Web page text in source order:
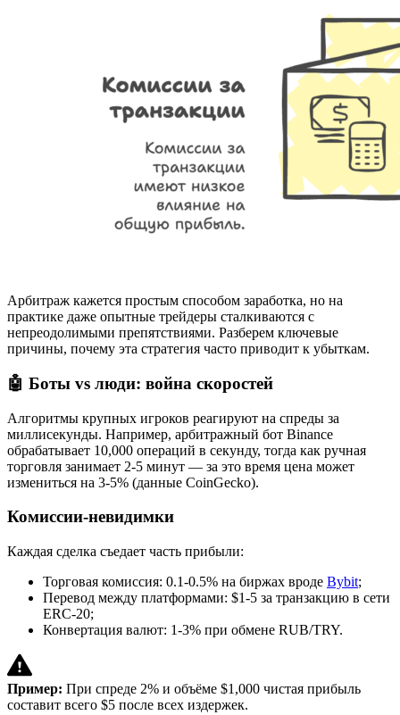
Арбитраж кажется простым способом заработка, но на
практике даже опытные трейдеры сталкиваются с
непреодолимыми препятствиями. Разберем ключевые
причины, почему эта стратегия часто приводит к убыткам.
🤖 Боты vs люди: война скоростей
Алгоритмы крупных игроков реагируют на спреды за
миллисекунды. Например, арбитражный бот Binance
обрабатывает 10,000 операций в секунду, тогда как ручная
торговля занимает 2-5 минут — за это время цена может
измениться на 3-5% (данные CoinGecko).
Комиссии-невидимки
Каждая сделка съедает часть прибыли:
Торговая комиссия: 0.1-0.5% на биржах вроде Bybit;
Перевод между платформами: $1-5 за транзакцию в сети
ERC-20;
Конвертация валют: 1-3% при обмене RUB/TRY.
Пример: При спреде 2% и объёме $1,000 чистая прибыль
составит всего $5 после всех издержек.